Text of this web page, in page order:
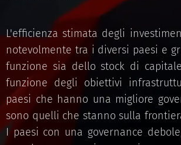
L'efficienza stimata degli
notevolmente tra i diversi paesi e
funzione sia dello stock di
funzione degli obiettivi
paesi che hanno una migliore
sono quelli che stanno sulla
I paesi con una governance